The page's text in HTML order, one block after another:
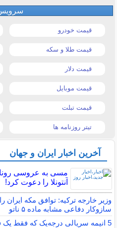
قیمت خودرو
قیمت طلا و سکه
قیمت دلار
قیمت موبایل
قیمت تبلت
تیتر روزنامه ها
آخرین اخبار ایران و جهان
مسی به عروسی
آنتونلا را دعوت کرد!
وزیر خارجه ترکیه: توافق مکه
سازوکار دفاعی مشابه ماده ۵ ناتو
5 انیمه سریالی درجه‌یک که فقط یک فصل دارند